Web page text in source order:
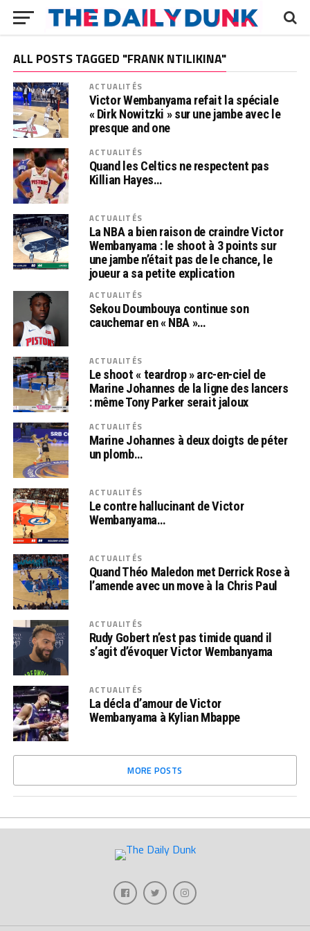
ALL POSTS TAGGED "FRANK NTILIKINA"
ACTUALITÉS
Victor Wembanyama refait la spéciale
« Dirk Nowitzki » sur une jambe avec le
presque and one
ACTUALITÉS
Quand les Celtics ne respectent pas
Killian Hayes…
ACTUALITÉS
La NBA a bien raison de craindre Victor
Wembanyama : le shoot à 3 points sur
une jambe n’était pas de le chance, le
joueur a sa petite explication
ACTUALITÉS
Sekou Doumbouya continue son
cauchemar en « NBA »…
ACTUALITÉS
Le shoot « teardrop » arc-en-ciel de
Marine Johannes de la ligne des lancers
: même Tony Parker serait jaloux
ACTUALITÉS
Marine Johannes à deux doigts de péter
un plomb…
ACTUALITÉS
Le contre hallucinant de Victor
Wembanyama…
ACTUALITÉS
Quand Théo Maledon met Derrick Rose à
l’amende avec un move à la Chris Paul
ACTUALITÉS
Rudy Gobert n’est pas timide quand il
s’agit d’évoquer Victor Wembanyama
ACTUALITÉS
La décla d’amour de Victor
Wembanyama à Kylian Mbappe
MORE POSTS